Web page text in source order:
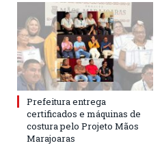
Prefeitura entrega
certificados e máquinas de
costura pelo Projeto Mãos
Marajoaras